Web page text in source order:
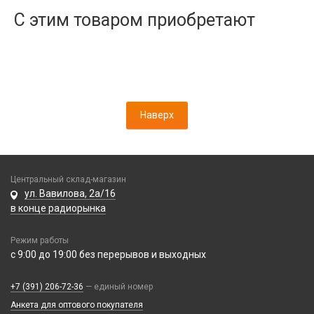
С этим товаром приобретают
Камеры
Проклейки
Шлейфы
АЗУ
АЗУ + FM-модулятор
АЗУ + кабель
Кабели
3 в 1
4 в 1
Компьютерная периферия
Аксессуары для ПК
Наверх
Центральный склад-магазин
ул. Вавилова, 2а/16
в конце радиорынка
Режим работы
с 9:00 до 19:00 без перерывов и выходных
+7 (391) 206-72-36 — единый номер
Анкета для оптового покупателя